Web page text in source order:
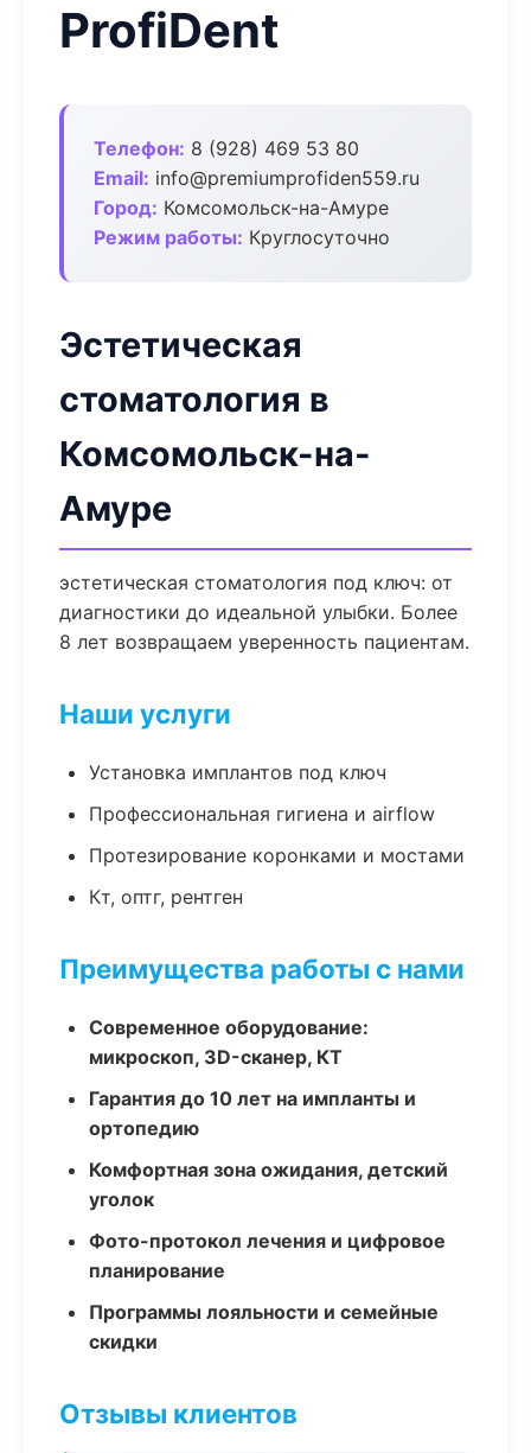
ProfiDent
Телефон: 8 (928) 469 53 80
Email: info@premiumprofiden559.ru
Город: Комсомольск-на-Амуре
Режим работы: Круглосуточно
Эстетическая
стоматология в
Комсомольск-на-
Амуре
эстетическая стоматология под ключ: от
диагностики до идеальной улыбки. Более
8 лет возвращаем уверенность пациентам.
Наши услуги
Установка имплантов под ключ
Профессиональная гигиена и airflow
Протезирование коронками и мостами
Кт, оптг, рентген
Преимущества работы с нами
Современное оборудование:
микроскоп, 3D-сканер, КТ
Гарантия до 10 лет на импланты и
ортопедию
Комфортная зона ожидания, детский
уголок
Фото-протокол лечения и цифровое
планирование
Программы лояльности и семейные
скидки
Отзывы клиентов